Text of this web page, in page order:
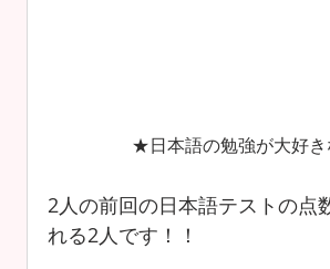
★日本語の勉強が大好き
2人の前回の日本語テストの点
れる2人です！！